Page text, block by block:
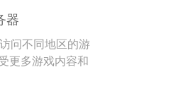
器
问不同地区的游
更多游戏内容和